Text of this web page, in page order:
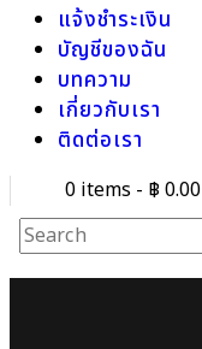
แจ้งชำระเงิน
บัญชีของฉัน
บทความ
เกี่ยวกับเรา
ติดต่อเรา
0 items - ฿ 0.00